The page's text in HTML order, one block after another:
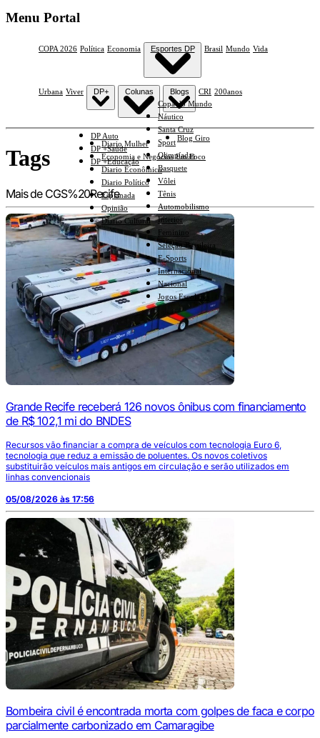
Menu Portal
COPA 2026 Política Economia Esportes DP
Copa do Mundo
Náutico
Santa Cruz
Sport
Olimpíadas
Basquete
Vôlei
Tênis
Automobilismo
Interior
Feminino
Seleção Brasileira
E-Sports
Internacional
Nacional
Jogos Escolares
Brasil Mundo Vida
Urbana Viver DP+
DP Auto
DP +Saúde
DP +Educação
Colunas
Diario Mulher
Economia e Negócios Em Foco
Diario Econômico
Diario Político
Esplanada
Opinião
Diario Cultural
Blogs
Blog Giro
CRI 200anos
Tags
Mais de CGS%20Recife
Grande Recife receberá 126 novos ônibus com financiamento
de R$ 102,1 mi do BNDES
Recursos vão financiar a compra de veículos com tecnologia Euro 6,
tecnologia que reduz a emissão de poluentes. Os novos coletivos
substituirão veículos mais antigos em circulação e serão utilizados em
linhas convencionais
05/08/2026 às 17:56
Bombeira civil é encontrada morta com golpes de faca e corpo
parcialmente carbonizado em Camaragibe